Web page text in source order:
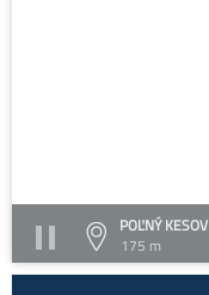
POĽNÝ KESOV
175 m